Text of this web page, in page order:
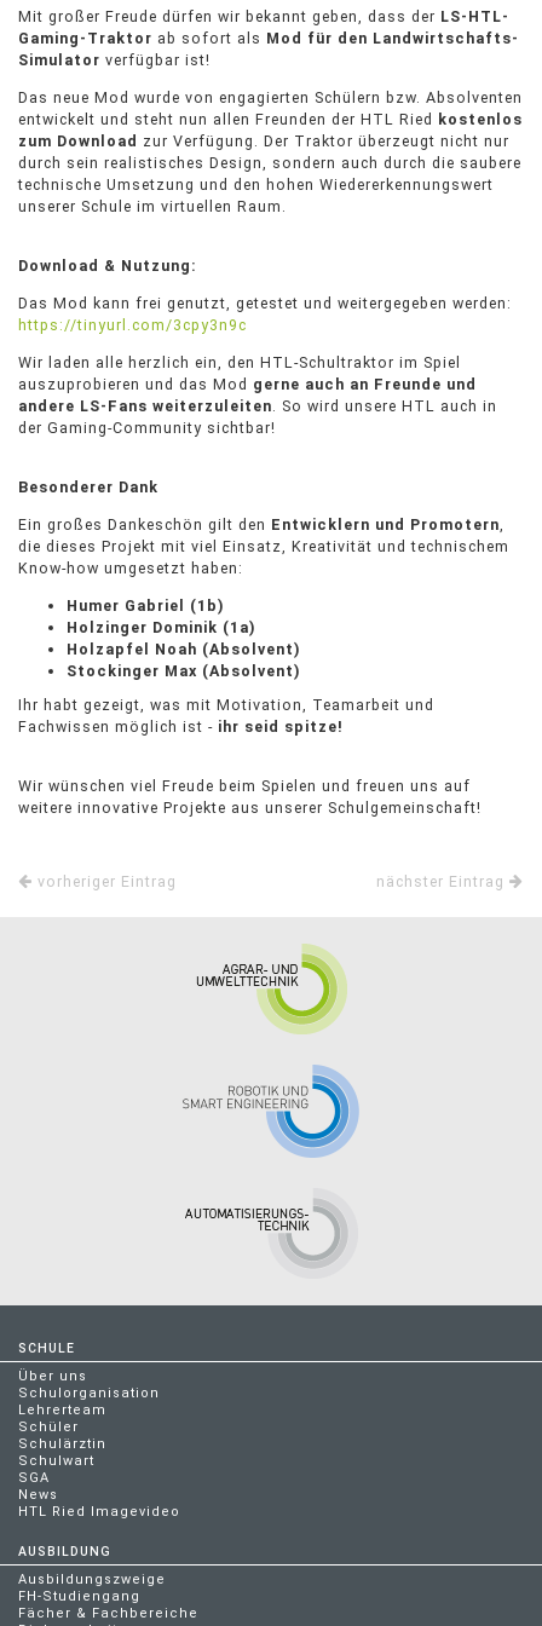
Mit großer Freude dürfen wir bekannt geben, dass der LS-HTL-
Gaming-Traktor ab sofort als Mod für den Landwirtschafts-
Simulator verfügbar ist!
Das neue Mod wurde von engagierten Schülern bzw. Absolventen
entwickelt und steht nun allen Freunden der HTL Ried kostenlos
zum Download zur Verfügung. Der Traktor überzeugt nicht nur
durch sein realistisches Design, sondern auch durch die saubere
technische Umsetzung und den hohen Wiedererkennungswert
unserer Schule im virtuellen Raum.
Download & Nutzung:
Das Mod kann frei genutzt, getestet und weitergegeben werden:
https://tinyurl.com/3cpy3n9c
Wir laden alle herzlich ein, den HTL-Schultraktor im Spiel
auszuprobieren und das Mod gerne auch an Freunde und
andere LS-Fans weiterzuleiten. So wird unsere HTL auch in
der Gaming-Community sichtbar!
Besonderer Dank
Ein großes Dankeschön gilt den Entwicklern und Promotern,
die dieses Projekt mit viel Einsatz, Kreativität und technischem
Know-how umgesetzt haben:
Humer Gabriel (1b)
Holzinger Dominik (1a)
Holzapfel Noah (Absolvent)
Stockinger Max (Absolvent)
Ihr habt gezeigt, was mit Motivation, Teamarbeit und
Fachwissen möglich ist - ihr seid spitze!
Wir wünschen viel Freude beim Spielen und freuen uns auf
weitere innovative Projekte aus unserer Schulgemeinschaft!
vorheriger Eintrag nächster Eintrag
SCHULE
Über uns
Schulorganisation
Lehrerteam
Schüler
Schulärztin
Schulwart
SGA
News
HTL Ried Imagevideo
AUSBILDUNG
Ausbildungszweige
FH-Studiengang
Fächer & Fachbereiche